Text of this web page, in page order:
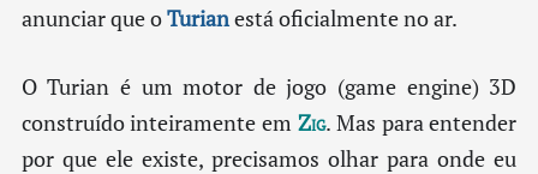
anunciar que oTurianestá oficialmente no ar.
O Turian é um motor de jogo (game engine) 3D
construído inteiramente em Zig. Mas para entender
por que ele existe, precisamos olhar para onde eu